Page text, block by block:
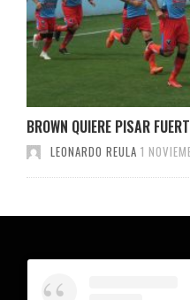
BROWN QUIERE PISAR
LEONARDO REULA 1